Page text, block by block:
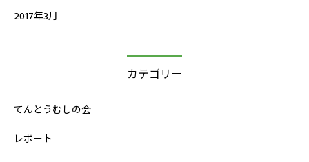
2017年3月
カテゴリー
てんとうむしの会
レポート